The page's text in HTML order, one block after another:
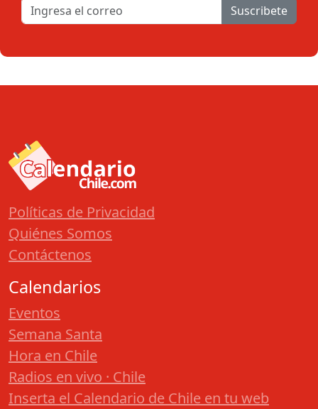
Suscribete
Políticas de Privacidad
Quiénes Somos
Contáctenos
Calendarios
Eventos
Semana Santa
Hora en Chile
Radios en vivo · Chile
Inserta el Calendario de Chile en tu web